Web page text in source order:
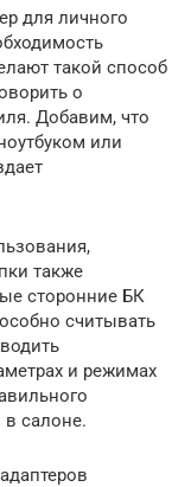
для личного
такой способ
о
Добавим, что
или
также
сторонние БК
считывать
и режимах
в салоне.